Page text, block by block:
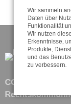
CONSILIUM
Wir sammeln
Daten über
Funktionalität
Wir nutzen diese
Erkenntnisse,
Produkte,
und das
zu verbessern.